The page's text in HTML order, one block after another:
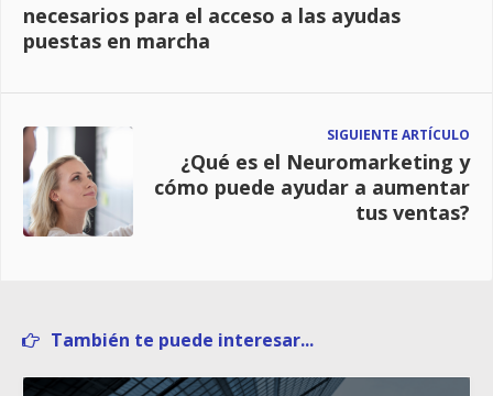
necesarios para el acceso a las ayudas
puestas en marcha
SIGUIENTE ARTÍCULO
¿Qué es el Neuromarketing y
cómo puede ayudar a aumentar
tus ventas?
También te puede interesar...